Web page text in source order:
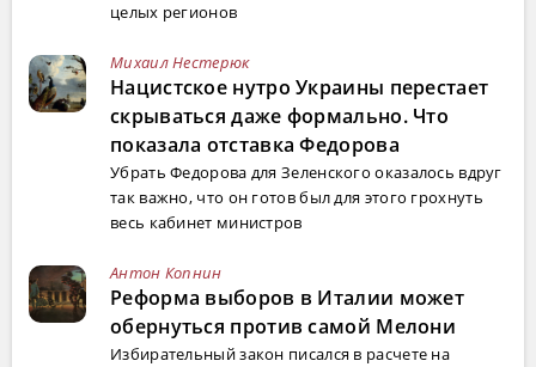
целых регионов
Михаил Нестерюк
Нацистское нутро Украины перестает
скрываться даже формально. Что
показала отставка Федорова
Убрать Федорова для Зеленского оказалось вдруг
так важно, что он готов был для этого грохнуть
весь кабинет министров
Антон Копнин
Реформа выборов в Италии может
обернуться против самой Мелони
Избирательный закон писался в расчете на